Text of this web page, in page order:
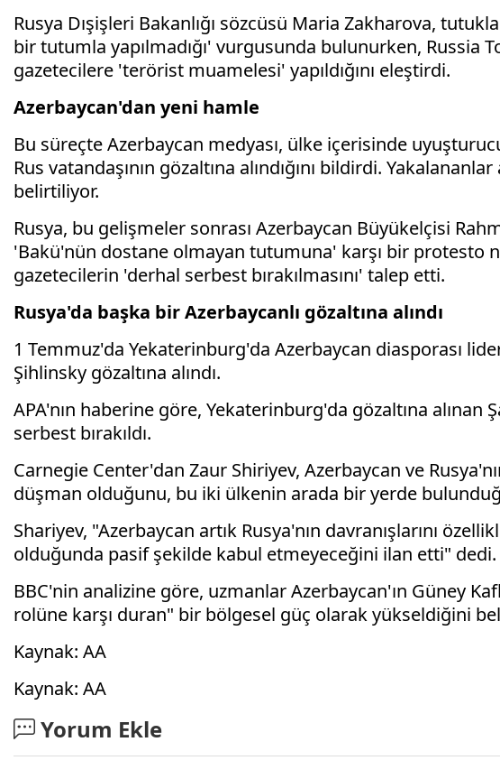
Rusya Dışişleri Bakanlığı sözcüsü Maria Zakharova,
bir tutumla yapılmadığı' vurgusunda bulunurken, Russia
gazetecilere 'terörist muamelesi' yapıldığını eleştirdi.
Azerbaycan'dan yeni hamle
Bu süreçte Azerbaycan medyası, ülke içerisinde
Rus vatandaşının gözaltına alındığını bildirdi.
belirtiliyor.
Rusya, bu gelişmeler sonrası Azerbaycan Büyükelçisi
'Bakü'nün dostane olmayan tutumuna' karşı bir protesto
gazetecilerin 'derhal serbest bırakılmasını' talep etti.
Rusya'da başka bir Azerbaycanlı gözaltına alındı
1 Temmuz'da Yekaterinburg'da Azerbaycan diasporası
Şihlinsky gözaltına alındı.
APA'nın haberine göre, Yekaterinburg'da gözaltına
serbest bırakıldı.
Carnegie Center'dan Zaur Shiriyev, Azerbaycan ve
düşman olduğunu, bu iki ülkenin arada bir yerde
Shariyev, "Azerbaycan artık Rusya'nın davranışlarını
olduğunda pasif şekilde kabul etmeyeceğini ilan etti" dedi.
BBC'nin analizine göre, uzmanlar Azerbaycan'ın Güney
rolüne karşı duran" bir bölgesel güç olarak yükseldiğini
Kaynak: AA
Kaynak: AA
Yorum Ekle